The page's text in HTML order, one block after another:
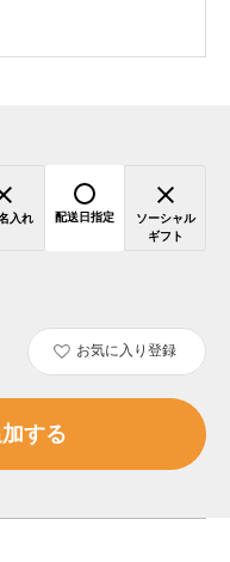
入れ 配送日指定
ソーシャル
ギフト
お気に入り登録